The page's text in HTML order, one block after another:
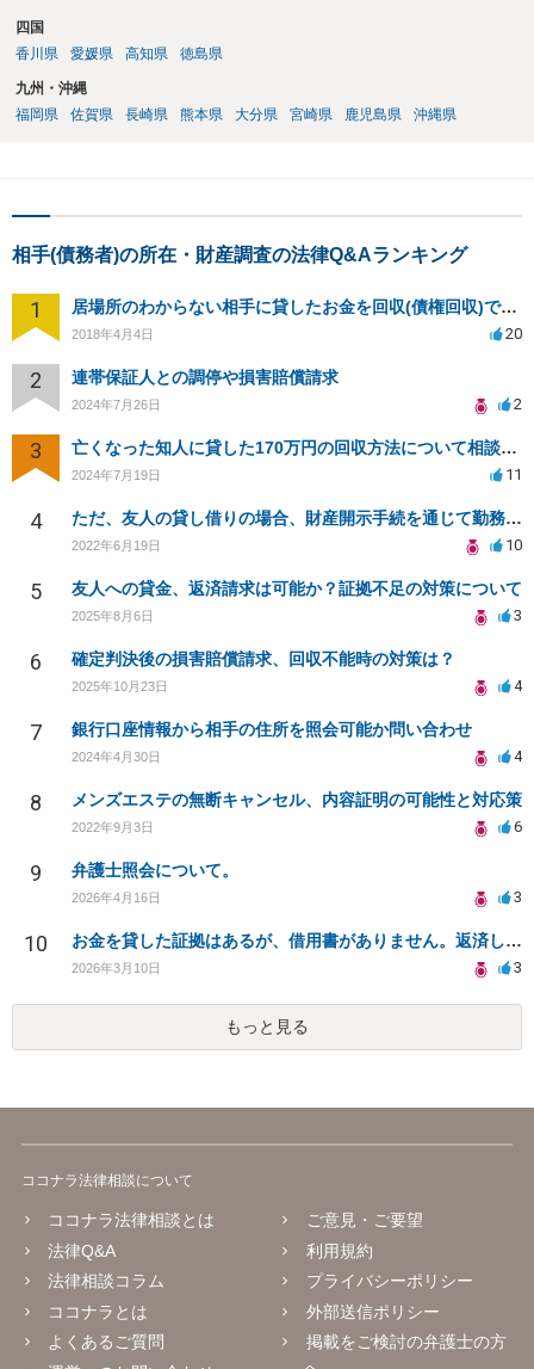
四国
香川県
愛媛県 高知県 徳島県
九州・沖縄
福岡県
佐賀県 長崎県 熊本県 大分県 宮崎県 鹿児島県 沖縄県
相手(債務者)の所在・財産調査の法律Q&Aランキング
1 居場所のわからない相手に貸したお金を回収(債権回収)できますか？
2018年4月4日 20
2 連帯保証人との調停や損害賠償請求
2024年7月26日 2
3 亡くなった知人に貸した170万円の回収方法について相談したい
2024年7月19日 11
4 ただ、友人の貸し借りの場合、財産開示手続を通じて勤務先を知り、給料の差押えができますか？
2022年6月19日 10
5 友人への貸金、返済請求は可能か？証拠不足の対策について
2025年8月6日 3
6 確定判決後の損害賠償請求、回収不能時の対策は？
2025年10月23日 4
7 銀行口座情報から相手の住所を照会可能か問い合わせ
2024年4月30日 4
8 メンズエステの無断キャンセル、内容証明の可能性と対応策
2022年9月3日 6
9 弁護士照会について。
2026年4月16日 3
10 お金を貸した証拠はあるが、借用書がありません。返済してもらうことは可能でしょうか？
2026年3月10日 3
もっと見る
ココナラ法律相談について
ココナラ法律相談とは
法律Q&A
法律相談コラム
ココナラとは
よくあるご質問
ご意見・ご要望
利用規約
プライバシーポリシー
外部送信ポリシー
掲載をご検討の弁護士の方